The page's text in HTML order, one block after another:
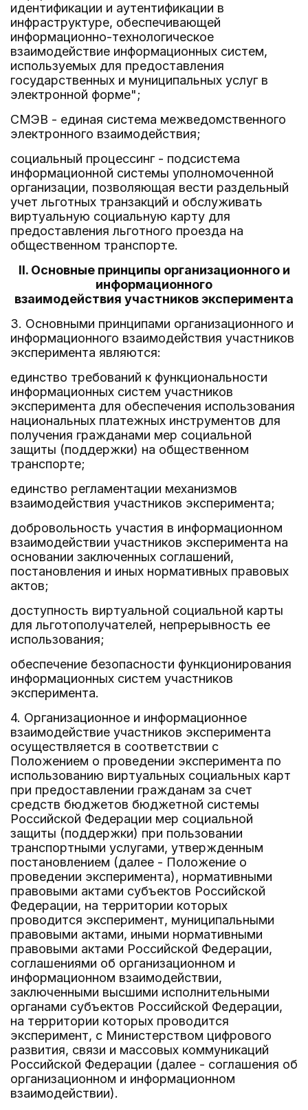
идентификации и аутентификации в
инфраструктуре, обеспечивающей
информационно-технологическое
взаимодействие информационных систем,
используемых для предоставления
государственных и муниципальных услуг в
электронной форме";
СМЭВ - единая система межведомственного
электронного взаимодействия;
социальный процессинг - подсистема
информационной системы уполномоченной
организации, позволяющая вести раздельный
учет льготных транзакций и обслуживать
виртуальную социальную карту для
предоставления льготного проезда на
общественном транспорте.
II. Основные принципы организационного и
информационного
взаимодействия участников эксперимента
3. Основными принципами организационного и
информационного взаимодействия участников
эксперимента являются:
единство требований к функциональности
информационных систем участников
эксперимента для обеспечения использования
национальных платежных инструментов для
получения гражданами мер социальной
защиты (поддержки) на общественном
транспорте;
единство регламентации механизмов
взаимодействия участников эксперимента;
добровольность участия в информационном
взаимодействии участников эксперимента на
основании заключенных соглашений,
постановления и иных нормативных правовых
актов;
доступность виртуальной социальной карты
для льготополучателей, непрерывность ее
использования;
обеспечение безопасности функционирования
информационных систем участников
эксперимента.
4. Организационное и информационное
взаимодействие участников эксперимента
осуществляется в соответствии с
Положением о проведении эксперимента по
использованию виртуальных социальных карт
при предоставлении гражданам за счет
средств бюджетов бюджетной системы
Российской Федерации мер социальной
защиты (поддержки) при пользовании
транспортными услугами, утвержденным
постановлением (далее - Положение о
проведении эксперимента), нормативными
правовыми актами субъектов Российской
Федерации, на территории которых
проводится эксперимент, муниципальными
правовыми актами, иными нормативными
правовыми актами Российской Федерации,
соглашениями об организационном и
информационном взаимодействии,
заключенными высшими исполнительными
органами субъектов Российской Федерации,
на территории которых проводится
эксперимент, с Министерством цифрового
развития, связи и массовых коммуникаций
Российской Федерации (далее - соглашения об
организационном и информационном
взаимодействии).